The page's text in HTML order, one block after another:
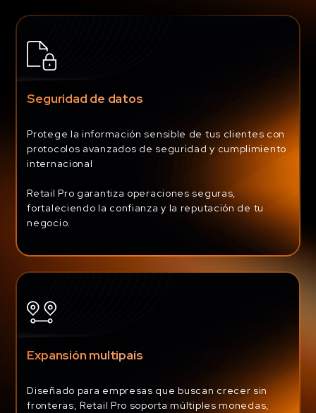
Seguridad de datos
Protege la información sensible de tus clientes con
protocolos avanzados de seguridad y cumplimiento
internacional
Retail Pro garantiza operaciones seguras,
fortaleciendo la confianza y la reputación de tu
negocio.
Expansión multipaís
Diseñado para empresas que buscan crecer sin
fronteras, Retail Pro soporta múltiples monedas,